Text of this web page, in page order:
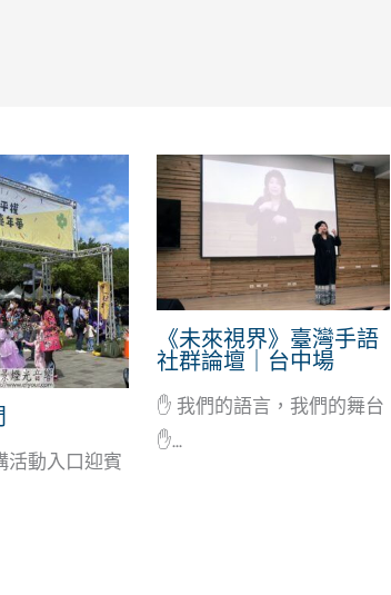
活動入口迎賓
《未來視界》臺灣手語
社群論壇｜台中場
✋ 我們的語言，我們的舞台
✋...